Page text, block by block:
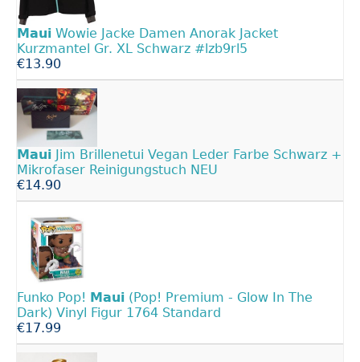
Maui Wowie Jacke Damen Anorak Jacket
Kurzmantel Gr. XL Schwarz #lzb9rl5
€13.90
Maui Jim Brillenetui Vegan Leder Farbe Schwarz +
Mikrofaser Reinigungstuch NEU
€14.90
Funko Pop! Maui (Pop! Premium - Glow In The
Dark) Vinyl Figur 1764 Standard
€17.99